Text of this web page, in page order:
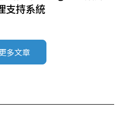
支持系統
多文章